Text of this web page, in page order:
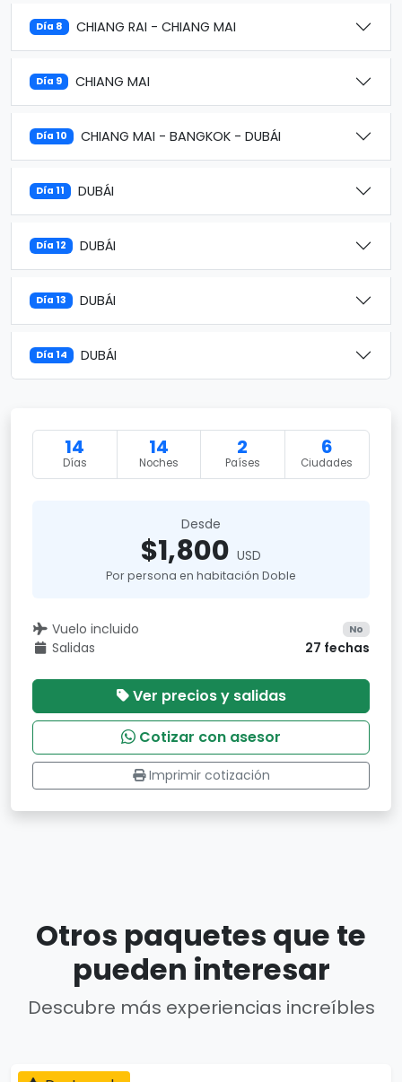
Día 8 CHIANG RAI - CHIANG MAI
Día 9 CHIANG MAI
Día 10 CHIANG MAI - BANGKOK - DUBÁI
Día 11 DUBÁI
Día 12 DUBÁI
Día 13 DUBÁI
Día 14 DUBÁI
14
Días
14
Noches
2
Países
6
Ciudades
Desde
$1,800 USD
Por persona en habitación Doble
Vuelo incluido No
Salidas 27 fechas
Ver precios y salidas
Cotizar con asesor
Imprimir cotización
Otros paquetes que te
pueden interesar
Descubre más experiencias increíbles